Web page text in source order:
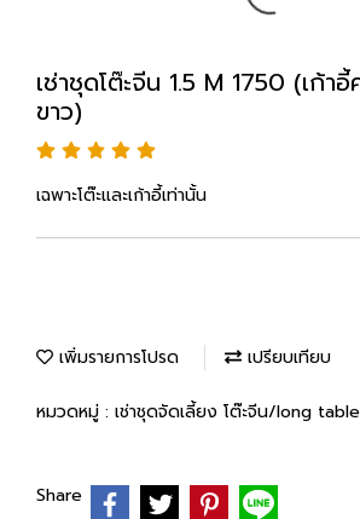
เช่าชุดโต๊ะจีน 1.5 M 1750 (เก้า
ขาว)
เฉพาะโต๊ะและเก้าอี้เท่านั้น
เพิ่มรายการโปรด เปรียบเทียบ
หมวดหมู่ : เช่าชุดจัดเลี้ยง โต๊ะจีน/long table
Share